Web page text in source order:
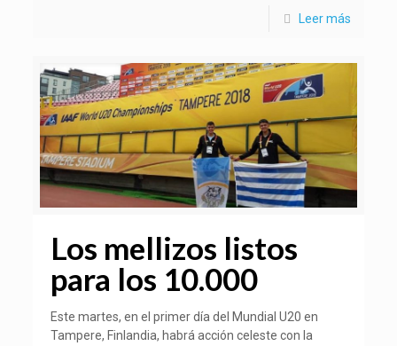
Leer más
Los mellizos listos
para los 10.000
Este martes, en el primer día del Mundial U20 en
Tampere, Finlandia, habrá acción celeste con la